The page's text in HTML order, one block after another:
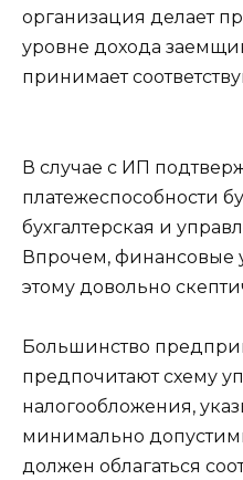
организация делает
уровне дохода
принимает
В случае с ИП
платежеспособности
бухгалтерская и
Впрочем, финансовые
этому довольно
Большинство
предпочитают схему
налогообложения,
минимально
должен облагаться